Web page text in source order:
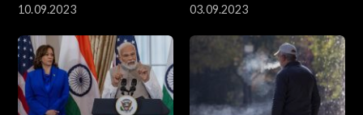
10.09.2023
03.09.2023